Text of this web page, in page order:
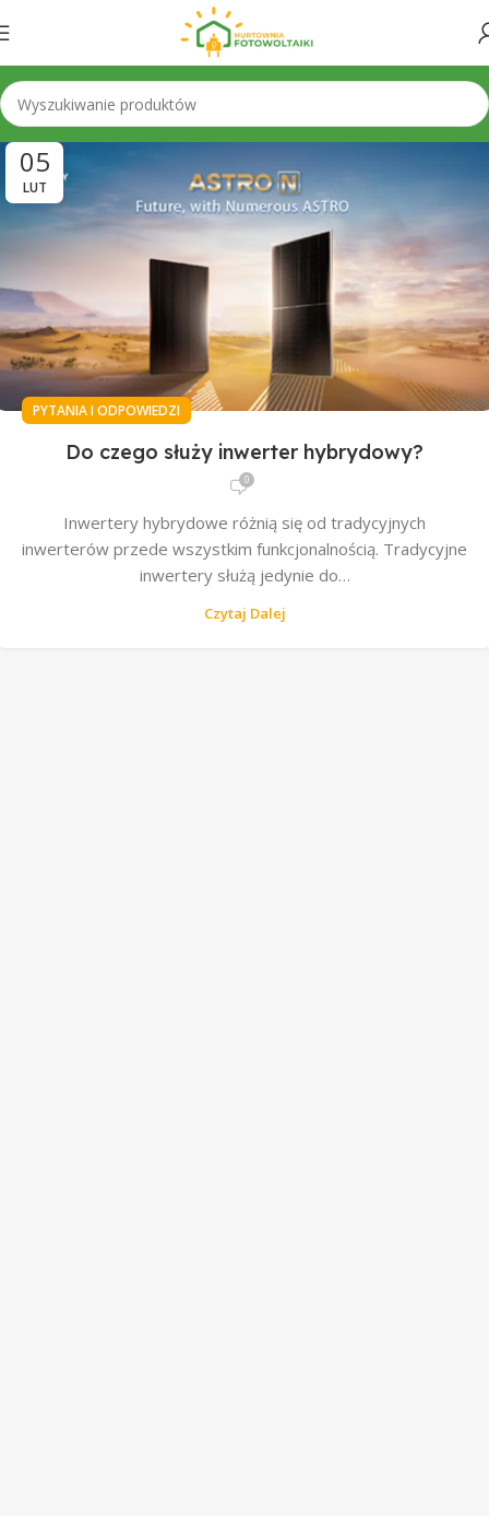
05
LUT
PYTANIA I ODPOWIEDZI
Do czego służy inwerter hybrydowy?
0
Inwertery hybrydowe różnią się od tradycyjnych
inwerterów przede wszystkim funkcjonalnością. Tradycyjne
inwertery służą jedynie do…
Czytaj Dalej